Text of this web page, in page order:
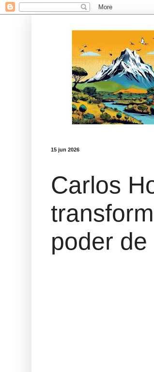
15 jun 2026
Carlos
poder